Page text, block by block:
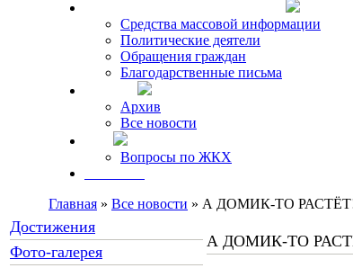
Средства массовой информации
Политические деятели
Обращения граждан
Благодарственные письма
Архив
Все новости
Вопросы по ЖКХ
Главная » Все новости » А ДОМИК-ТО
Достижения
Фото-галерея
А ДОМИК-ТО